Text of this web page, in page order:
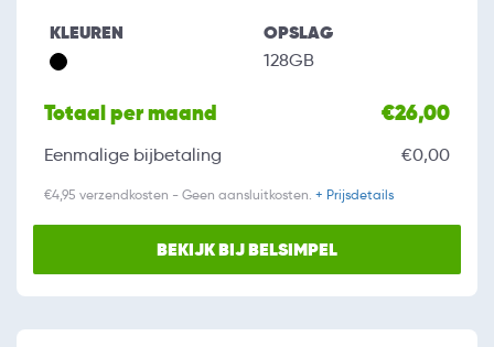
KLEUREN OPSLAG
128GB
Totaal per maand €26,00
Eenmalige bijbetaling €0,00
€4,95 verzendkosten - Geen aansluitkosten. + Prijsdetails
BEKIJK BIJ BELSIMPEL